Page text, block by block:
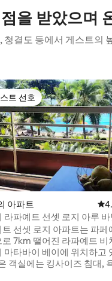
을 받았으며
청결도 등에서 게스트의
후기 105개
게스트 선호
트 선호
아파트 평
라파예트 선셋 로지 아루
선셋 로지 아파트는 파페
7km 떨어진 라파예트 비
마타바이 베이에 위치하고
객실에는 킹사이즈 침대,